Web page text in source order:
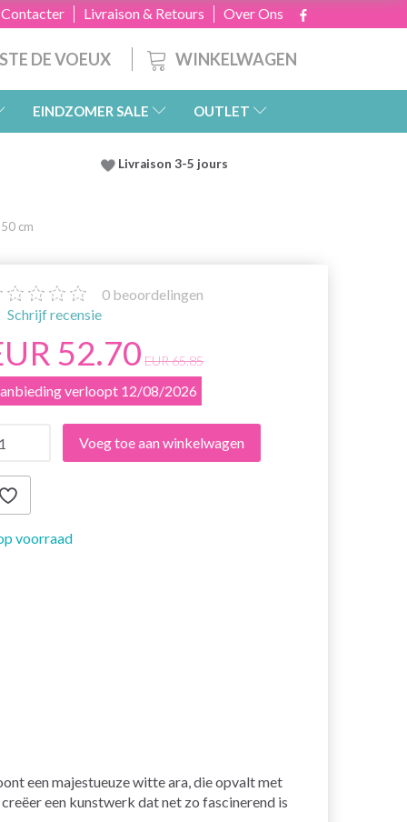
Over Ons
Livraison & Retours
WINKELWAGEN
DE VOEUX
EINDZOMER SALE OUTLET
Livraison 3-5 jours
cm
0 beoordelingen
Schrijf recensie
52.70 EUR 65.85
verloopt 12/08/2026
Voeg toe aan winkelwagen
voorraad
een majestueuze witte ara, die opvalt met
een kunstwerk dat net zo fascinerend is